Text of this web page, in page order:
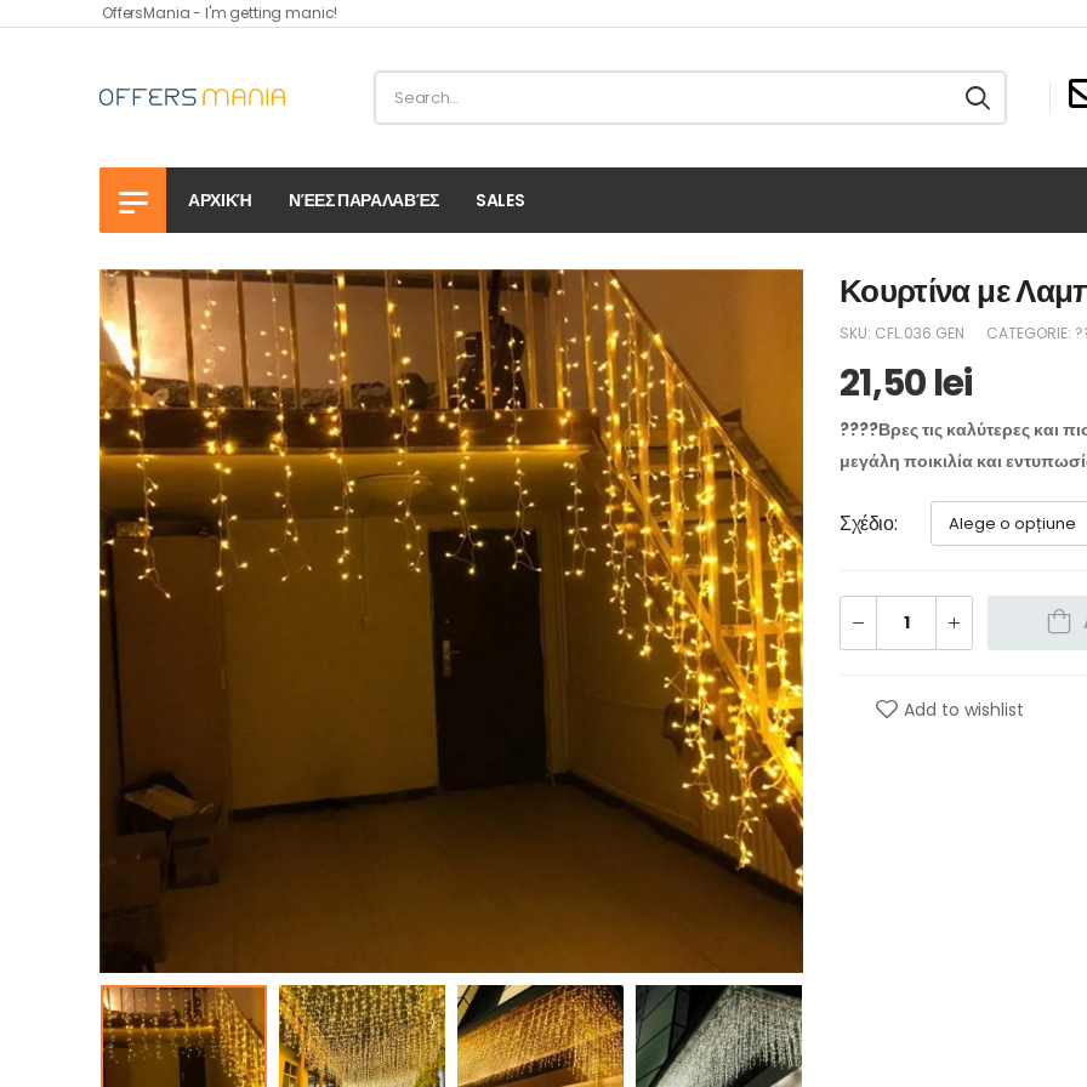
OffersMania - I'm getting manic!
ΑΡΧΙΚΉ ΝΈΕΣ ΠΑΡΑΛΑΒΈΣ SALES
Κουρτίνα με
SKU: CFL.036.GEN CATEGORIE:
21,50lei
????Βρες τις καλύτερες και
μεγάλη ποικιλία και
Σχέδιο
Add to wishlist